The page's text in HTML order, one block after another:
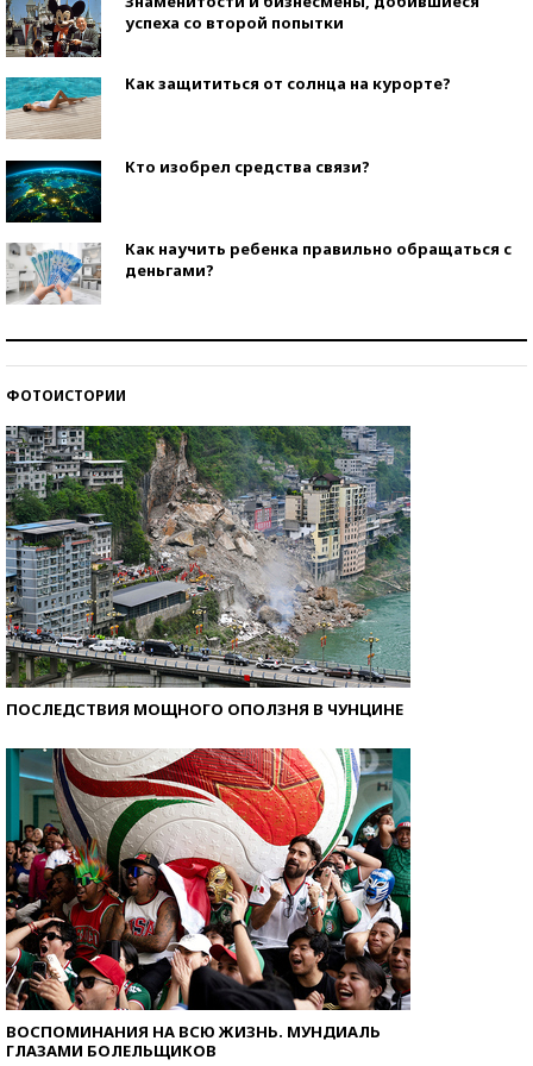
успеха со второй попытки
Как защититься от солнца на курорте?
Кто изобрел средства связи?
Как научить ребенка правильно обращаться с
деньгами?
ФОТОИСТОРИИ
ПОСЛЕДСТВИЯ МОЩНОГО ОПОЛЗНЯ В ЧУНЦИНЕ
ВОСПОМИНАНИЯ НА ВСЮ ЖИЗНЬ. МУНДИАЛЬ
ГЛАЗАМИ БОЛЕЛЬЩИКОВ